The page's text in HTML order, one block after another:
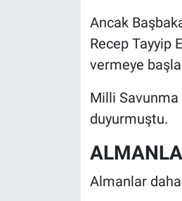
Ancak
Recep Tayyip
vermeye
Milli Savunma
duyurmuştu.
Almanlar
Programlar